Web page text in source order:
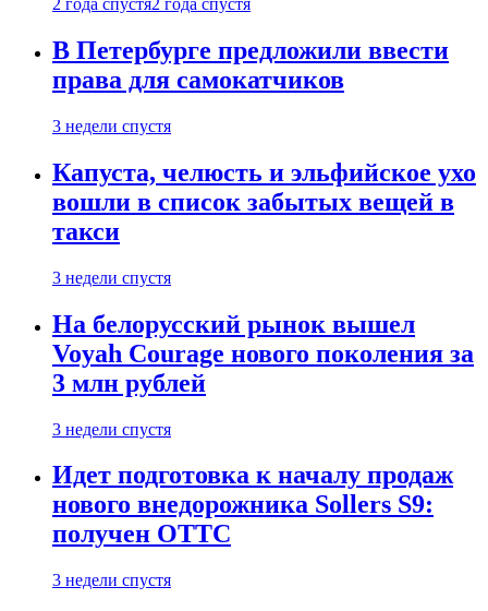
2 года спустя2 года спустя
В Петербурге предложили ввести
права для самокатчиков
3 недели спустя
Капуста, челюсть и эльфийское ухо
вошли в список забытых вещей в
такси
3 недели спустя
На белорусский рынок вышел
Voyah Courage нового поколения за
3 млн рублей
3 недели спустя
Идет подготовка к началу продаж
нового внедорожника Sollers S9:
получен ОТТС
3 недели спустя